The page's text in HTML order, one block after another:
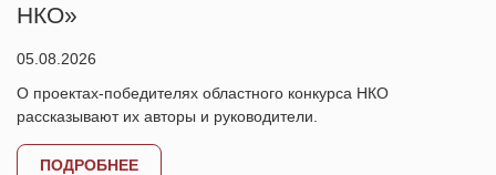
НКО»
05.08.2026
О проектах-победителях областного конкурса НКО
рассказывают их авторы и руководители.
ПОДРОБНЕЕ